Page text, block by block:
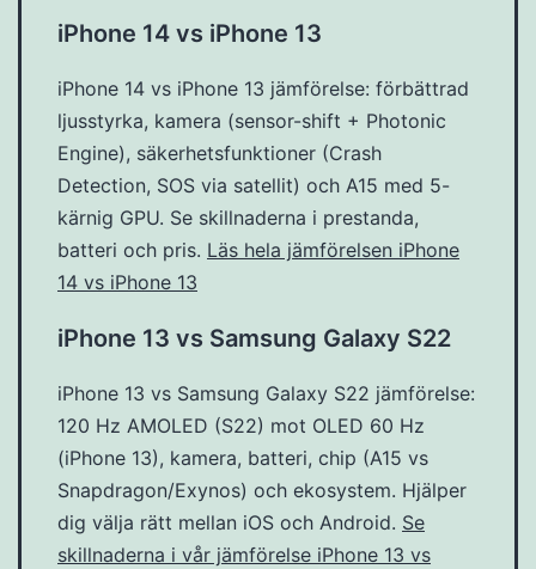
iPhone 14 vs iPhone 13
iPhone 14 vs iPhone 13 jämförelse: förbättrad
ljusstyrka, kamera (sensor-shift + Photonic
Engine), säkerhetsfunktioner (Crash
Detection, SOS via satellit) och A15 med 5-
kärnig GPU. Se skillnaderna i prestanda,
batteri och pris. Läs hela jämförelsen iPhone
14 vs iPhone 13
iPhone 13 vs Samsung Galaxy S22
iPhone 13 vs Samsung Galaxy S22 jämförelse:
120 Hz AMOLED (S22) mot OLED 60 Hz
(iPhone 13), kamera, batteri, chip (A15 vs
Snapdragon/Exynos) och ekosystem. Hjälper
dig välja rätt mellan iOS och Android. Se
skillnaderna i vår jämförelse iPhone 13 vs